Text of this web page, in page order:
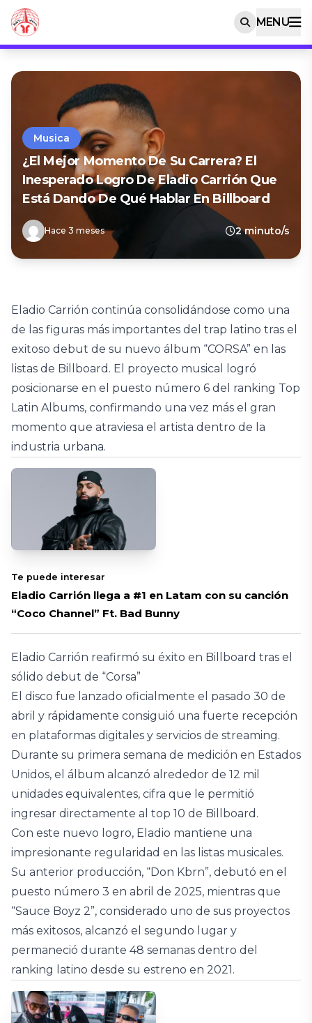
MENU
Musica
¿El Mejor Momento De Su Carrera? El
Inesperado Logro De Eladio Carrión Que
Está Dando De Qué Hablar En Billboard
Hace 3 meses 2 minuto/s
Eladio Carrión continúa consolidándose como una
de las figuras más importantes del trap latino tras el
exitoso debut de su nuevo álbum “CORSA” en las
listas de Billboard. El proyecto musical logró
posicionarse en el puesto número 6 del ranking Top
Latin Albums, confirmando una vez más el gran
momento que atraviesa el artista dentro de la
industria urbana.
Te puede interesar
Eladio Carrión llega a #1 en Latam con su canción
“Coco Channel” Ft. Bad Bunny
Eladio Carrión reafirmó su éxito en Billboard tras el
sólido debut de “Corsa”
El disco fue lanzado oficialmente el pasado 30 de
abril y rápidamente consiguió una fuerte recepción
en plataformas digitales y servicios de streaming.
Durante su primera semana de medición en Estados
Unidos, el álbum alcanzó alrededor de 12 mil
unidades equivalentes, cifra que le permitió
ingresar directamente al top 10 de Billboard.
Con este nuevo logro, Eladio mantiene una
impresionante regularidad en las listas musicales.
Su anterior producción, “Don Kbrn”, debutó en el
puesto número 3 en abril de 2025, mientras que
“Sauce Boyz 2”, considerado uno de sus proyectos
más exitosos, alcanzó el segundo lugar y
permaneció durante 48 semanas dentro del
ranking latino desde su estreno en 2021.